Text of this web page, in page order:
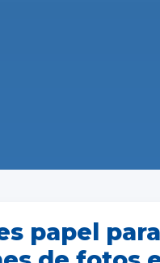
papel para